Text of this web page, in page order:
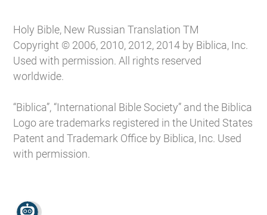
Holy Bible, New Russian Translation TM
Copyright © 2006, 2010, 2012, 2014 by Biblica, Inc.
Used with permission. All rights reserved
worldwide.
“Biblica”, “International Bible Society” and the Biblica
Logo are trademarks registered in the United States
Patent and Trademark Office by Biblica, Inc. Used
with permission.